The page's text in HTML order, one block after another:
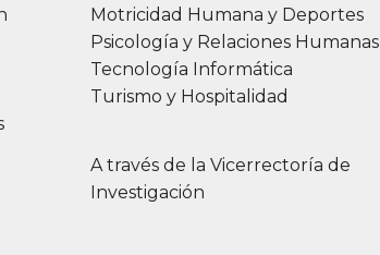
Motricidad Humana y Deportes
Psicología y Relaciones Humanas
Tecnología Informática
Turismo y Hospitalidad
A través de la Vicerrectoría de
Investigación